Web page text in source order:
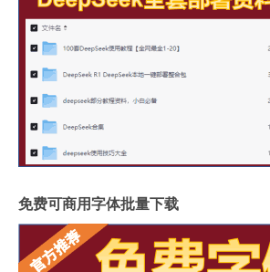
免费可商用字体批量下载